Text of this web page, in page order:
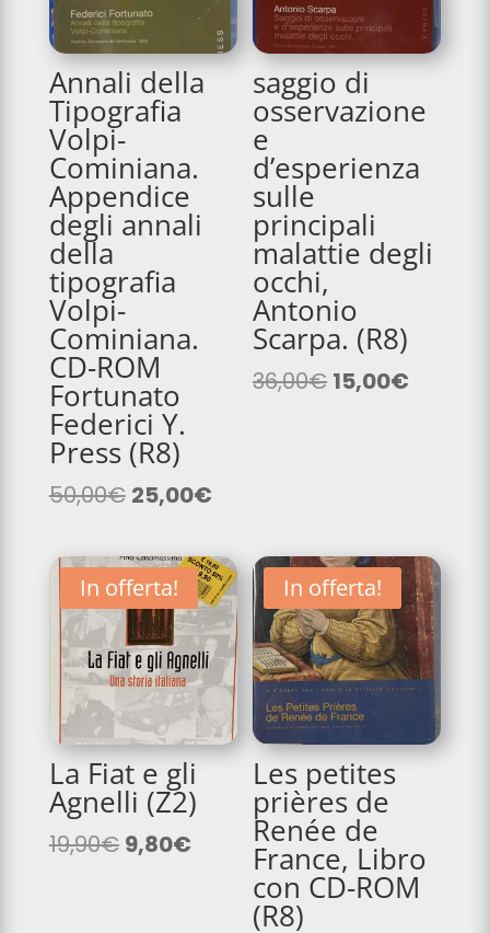
Annali della
Tipografia
Volpi-
Cominiana.
Appendice
degli annali
della
tipografia
Volpi-
Cominiana.
CD-ROM
Fortunato
Federici Y.
Press (R8)
50,00€ Il
originale
era:
50,00€.
25,00€Il
attuale
è:
25,00€.
saggio di
osservazione
e
d’esperienza
sulle
principali
malattie degli
occhi,
Antonio
Scarpa. (R8)
36,00€ Il
15,00€
In offerta!
La Fiat e gli
Agnelli (Z2)
19,90€ Il
9,80€Il
prezzo
attuale
In offerta!
Les petites
prières de
Renée de
France, Libro
con CD-ROM
(R8)